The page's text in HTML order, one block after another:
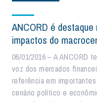
ANCORD é
impactos do
06/01/2016 – A ANCORD
voz dos mercados
referência em
cenário político e